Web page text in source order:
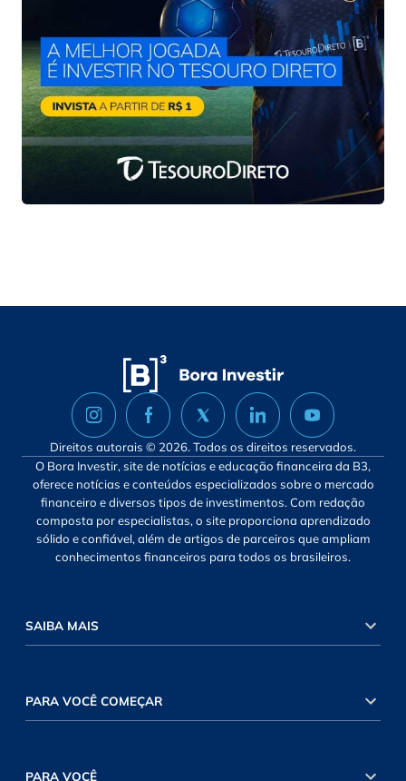
Direitos autorais © 2026. Todos os direitos reservados.
O Bora Investir, site de notícias e educação financeira da B3,
oferece notícias e conteúdos especializados sobre o mercado
financeiro e diversos tipos de investimentos. Com redação
composta por especialistas, o site proporciona aprendizado
sólido e confiável, além de artigos de parceiros que ampliam
conhecimentos financeiros para todos os brasileiros.
SAIBA MAIS
PARA VOCÊ COMEÇAR
PARA VOCÊ